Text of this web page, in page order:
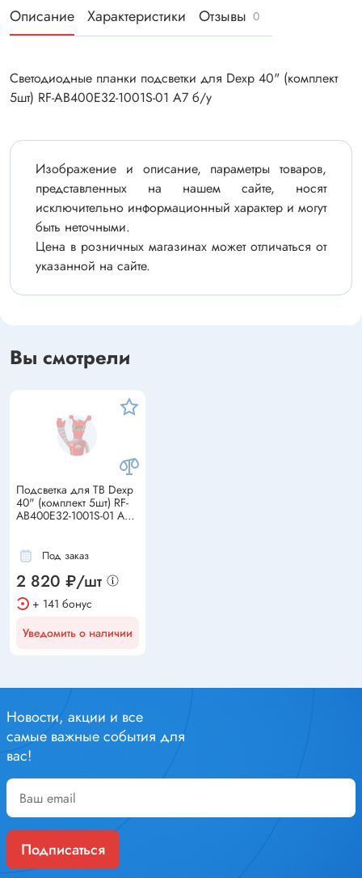
Описание Характеристики Отзывы 0
Светодиодные планки подсветки для Dexp 40" (комплект
5шт) RF-AB400E32-1001S-01 A7 б/у
Изображение и описание, параметры товаров,
представленных на нашем сайте, носят
исключительно информационный характер и могут
быть неточными.
Цена в розничных магазинах может отличаться от
указанной на сайте.
Вы смотрели
Подсветка для ТВ Dexp
40" (комплект 5шт) RF-
AB400E32-1001S-01 A7
Под заказ
2 820 ₽/шт
+ 141 бонус
Уведомить о наличии
Новости, акции и все
самые важные события для
вас!
Подписаться